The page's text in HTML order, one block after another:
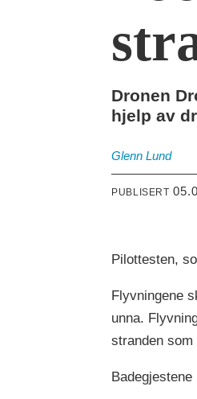
Dronen
hjelp av
Glenn Lund
PUBLISERT
Pilottesten,
Flyvningene
unna.
stranden